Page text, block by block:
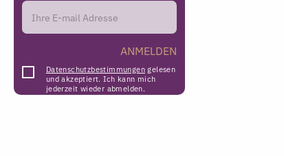
ANMELDEN
Datenschutzbestimmungen gelesen
und akzeptiert. Ich kann mich
jederzeit wieder abmelden.